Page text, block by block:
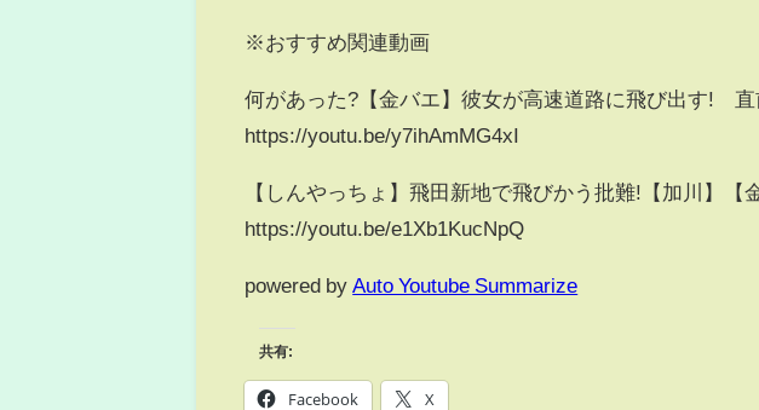
※おすすめ関連動画
何があった?【金バエ】彼女が高速道路に飛び出す! 直
https://youtu.be/y7ihAmMG4xI
【しんやっちょ】飛田新地で飛びかう批難!【加川】【
https://youtu.be/e1Xb1KucNpQ
powered by Auto Youtube Summarize
共有:
Facebook X